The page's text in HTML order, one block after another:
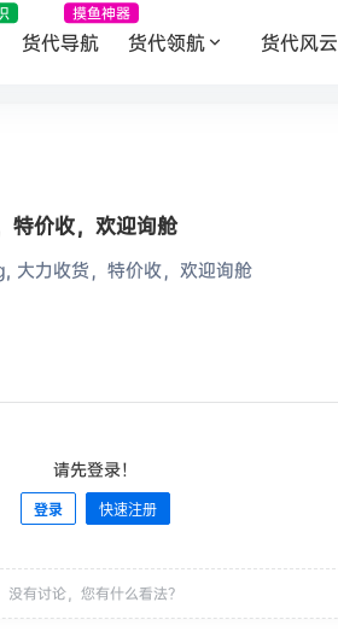
货代导航
摸鱼神器
货代领航 货代风云
特价收，欢迎询舱
力收货，特价收，欢迎询舱
请先登录！
登录 快速注册
没有讨论，您有什么看法？